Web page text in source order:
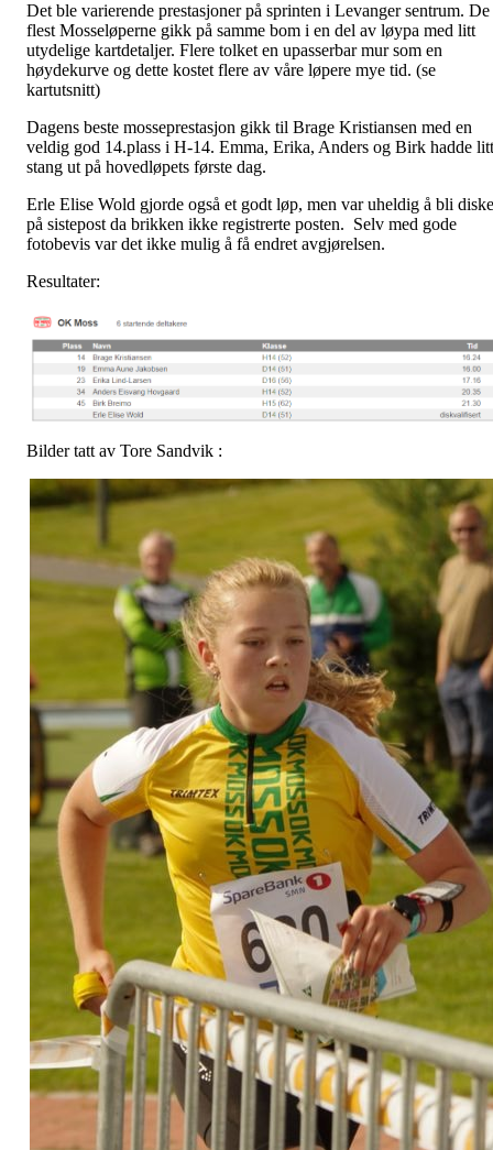
Det ble varierende prestasjoner på sprinten i Levanger sentrum. De
flest Mosseløperne gikk på samme bom i en del av løypa med litt
utydelige kartdetaljer. Flere tolket en upasserbar mur som en
høydekurve og dette kostet flere av våre løpere mye tid. (se
kartutsnitt)
Dagens beste mosseprestasjon gikk til Brage Kristiansen med en
veldig god 14.plass i H-14. Emma, Erika, Anders og Birk hadde litt
stang ut på hovedløpets første dag.
Erle Elise Wold gjorde også et godt løp, men var uheldig å bli
på sistepost da brikken ikke registrerte posten. Selv med gode
fotobevis var det ikke mulig å få endret avgjørelsen.
Resultater:
Bilder tatt av Tore Sandvik :